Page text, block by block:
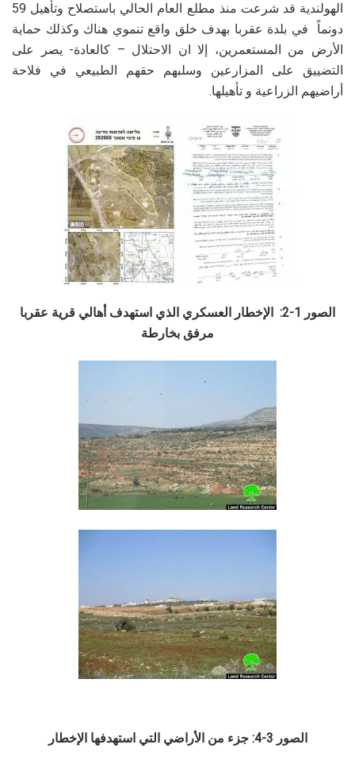
الهولندية قد شرعت منذ مطلع العام الحالي باستصلاح وتأهيل 59
دونماً في بلدة عقربا بهدف خلق واقع تنموي هناك وكذلك حماية
الأرض من المستعمرين، إلا ان الاحتلال – كالعادة- يصر على
التضييق على المزارعين وسلبهم حقهم الطبيعي في فلاحة
أراضيهم الزراعية و تأهيلها.
الصور 1-2: الإخطار العسكري الذي استهدف أهالي قرية عقربا
مرفق بخارطة
الصور 3-4: جزء من الأراضي التي استهدفها الإخطار